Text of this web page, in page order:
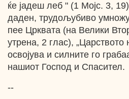
ќе јадеш леб " (1 Мојс. 3,
даден, трудољубиво
пее Црквата (на Велики
утрена, 2 глас),
освојува и силните го
нашиот Господ и Спасител.
--